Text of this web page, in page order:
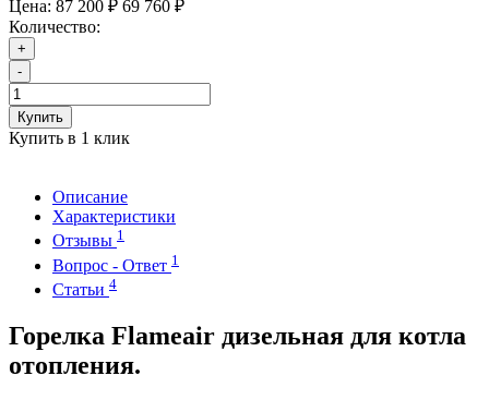
Цена: 87 200 ₽ 69 760 ₽
Количество:
+
-
Купить
Купить в 1 клик
Описание
Характеристики
Отзывы 1
Вопрос - Ответ 1
Статьи 4
Горелка Flameair дизельная для котла
отопления.